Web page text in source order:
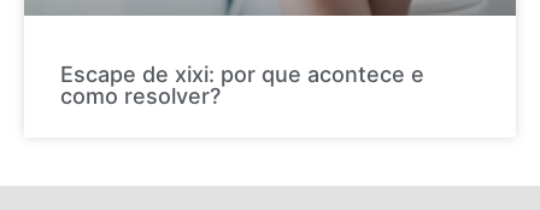
Escape de xixi: por que acontece e
como resolver?